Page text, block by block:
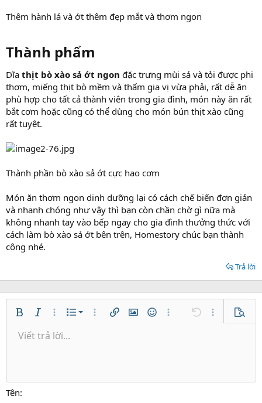
Thêm hành lá và ớt thêm đẹp mắt và thơm ngon
Thành phẩm​
Dĩa thịt bò xào sả ớt ngon đặc trưng mùi sả và tỏi được phi
thơm, miếng thịt bò mềm và thấm gia vị vừa phải, rất dễ ăn
phù hợp cho tất cả thành viên trong gia đình, món này ăn rất
bắt cơm hoặc cũng có thể dùng cho món bún thịt xào cũng
rất tuyệt.
Thành phần bò xào sả ớt cực hao cơm
Món ăn thơm ngon dinh dưỡng lại có cách chế biến đơn giản
và nhanh chóng như vậy thì bạn còn chần chờ gì nữa mà
không nhanh tay vào bếp ngay cho gia đình thưởng thức với
cách làm bò xào sả ớt bên trên, Homestory chúc bạn thành
công nhé.
Trả lời
Bold In nghiêng
Thêm tùy chọn…
Danh sáchDanh sách có thứ tự
Thêm tùy chọn…
Chèn liên kết
Chèn hình ảnh
Mặt cườiThêm tùy chọn…
Undo Thêm tùy
Xem
Kích thước
9
Màu chữPhông chữ
Căn lề
Căn trái
Paragraph format
Normal
Heading 2
Trích dẫn
MediaInsert tableInsert horizontal line
RedoToggle BB code
Xóa định dạng
Bản thảo
Viết trả lời...
Tên